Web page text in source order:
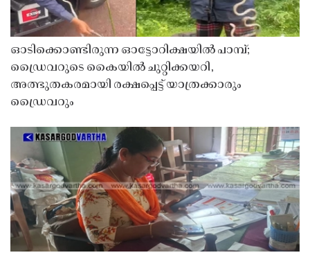
ഓടിക്കൊണ്ടിരുന്ന ഓട്ടോറിക്ഷയിൽ പാമ്പ്;
ഡ്രൈവറുടെ കൈയിൽ ചുറ്റിക്കയറി,
അത്ഭുതകരമായി രക്ഷപ്പെട്ട് യാത്രക്കാരും
ഡ്രൈവറും